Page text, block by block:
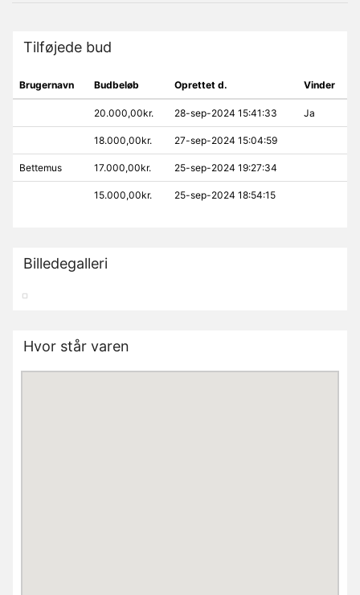
Tilføjede bud
Brugernavn Budbeløb Oprettet d. Vinder
20.000,00kr. 28-sep-2024 15:41:33 Ja
18.000,00kr. 27-sep-2024 15:04:59
Bettemus 17.000,00kr. 25-sep-2024 19:27:34
15.000,00kr. 25-sep-2024 18:54:15
Billedegalleri
Hvor står varen